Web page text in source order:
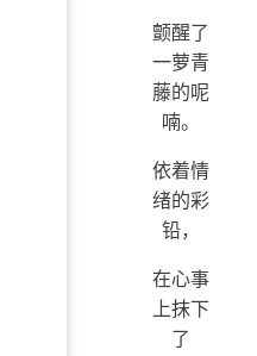
颤醒了
一萝青
藤的呢
喃。
依着情
绪的彩
铅，
在心事
上抹下
了